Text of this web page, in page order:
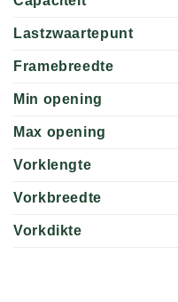
Lastzwaartepunt
Framebreedte
Min opening
Max opening
Vorklengte
Vorkbreedte
Vorkdikte